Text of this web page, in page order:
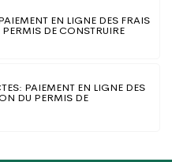
EN LIGNE DES FRAIS
DE CONSTRUIRE
PAIEMENT EN LIGNE DES
DU PERMIS DE